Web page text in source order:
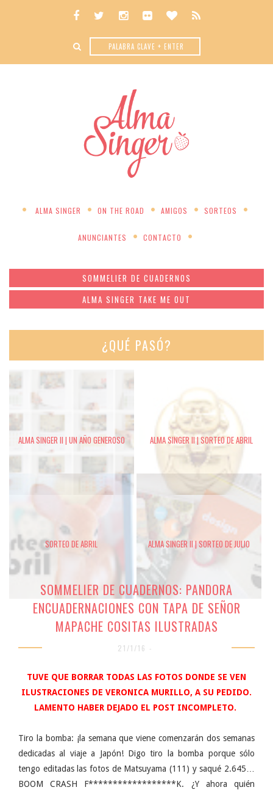
ALMA SINGER ON THE ROAD AMIGOS SORTEOS
ANUNCIANTES CONTACTO
SOMMELIER DE CUADERNOS
ALMA SINGER TAKE ME OUT
¿QUÉ PASÓ?
ALMA SINGER II | UN AÑO GENEROSO ALMA SINGER II | SORTEO DE ABRIL
SORTEO DE ABRIL ALMA SINGER II | SORTEO DE JULIO
SOMMELIER DE CUADERNOS: PANDORA
ENCUADERNACIONES CON TAPA DE SEÑOR
MAPACHE COSITAS ILUSTRADAS
21/1/16 -
TUVE QUE BORRAR TODAS LAS FOTOS DONDE SE VEN
ILUSTRACIONES DE VERONICA MURILLO, A SU PEDIDO.
LAMENTO HABER DEJADO EL POST INCOMPLETO.
Tiro la bomba: ¡la semana que viene comenzarán dos semanas
dedicadas al viaje a Japón! Digo tiro la bomba porque sólo
tengo editadas las fotos de Matsuyama (111) y saqué 2.645…
BOOM CRASH F******************K. ¿Y ahora quién